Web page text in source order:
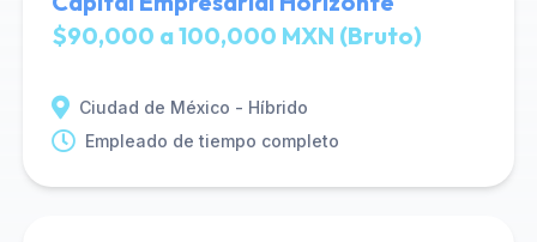
$90,000 a 100,000 MXN (Bruto)
Ciudad de México - Híbrido
Empleado de tiempo completo